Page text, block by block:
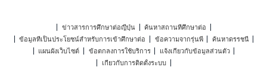
ข่าวสารการศึกษาต่อญี่ปุ่น
ค้นหาสถานที่ศึกษาต่อ
ข้อมูลที่เป็นประโยชน์สำหรับการเข้าศึกษาต่อ
ข้อความจากรุ่นพี่
ค้นหาดรรชนี
แผนผังเว็บไซต์
ข้อตกลงการใช้บริการ
แจ้งเกี่ยวกับข้อมูลส่วนตัว
เกี่ยวกับการติดตั้งระบบ